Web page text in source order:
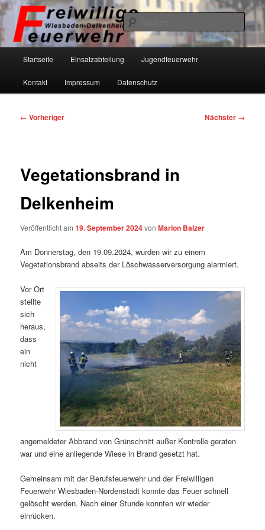
Zum
primären
Inhalt
springenFreiwillige Feuerwehr Wiesbaden-
Startseite Einsatzabteilung Jugendfeuerwehr
Kontakt Impressum Datenschutz
Beitragsnavigation
← Vorheriger Nächster →
Vegetationsbrand in
Delkenheim
Veröffentlicht am19. September 2024vonMarlon Balzer
Am Donnerstag, den 19.09.2024, wurden wir zu einem
Vegetationsbrand abseits der Löschwasserversorgung alarmiert.
Vor Ort
stellte
sich
heraus,
dass
ein
nicht
angemeldeter Abbrand von Grünschnitt außer Kontrolle geraten
war und eine anliegende Wiese in Brand gesetzt hat.
Gemeinsam mit der Berufsfeuerwehr und der Freiwilligen
Feuerwehr Wiesbaden-Nordenstadt konnte das Feuer schnell
gelöscht werden. Nach einer Stunde konnten wir wieder
einrücken.